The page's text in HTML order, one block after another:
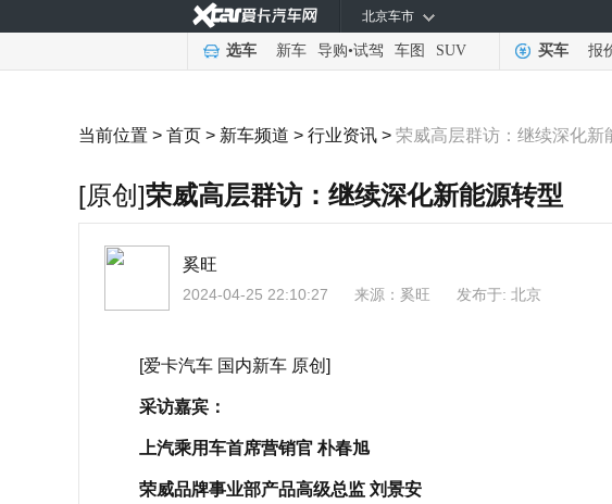
北京车市
选车 新车 导购•试驾 车图 SUV 买车 报
当前位置 > 首页 > 新车频道 > 行业资讯 > 荣威高层群访：继续深化新
[原创]荣威高层群访：继续深化新能源转型
奚旺
2024-04-25 22:10:27 来源： 奚旺 发布于: 北京
[爱卡汽车 国内新车 原创]
采访嘉宾：
上汽乘用车首席营销官 朴春旭
荣威品牌事业部产品高级总监 刘景安